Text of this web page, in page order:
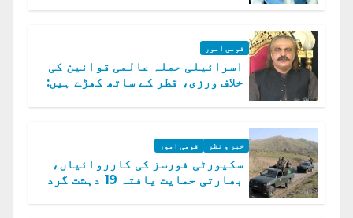
قومی امور
اسرائیلی حملہ عالمی قوانین کی
خلاف ورزی، قطر کے ساتھ کھڑے ہیں:
خبر و نظر قومی امور
سکیورٹی فورسز کی کارروائیاں،
بھارتی حمایت یافتہ 19 دہشت گرد